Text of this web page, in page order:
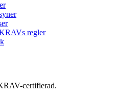
regler
certifierad.